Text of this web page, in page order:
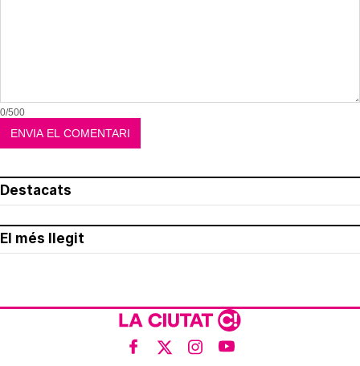
0/500
Destacats
El més llegit